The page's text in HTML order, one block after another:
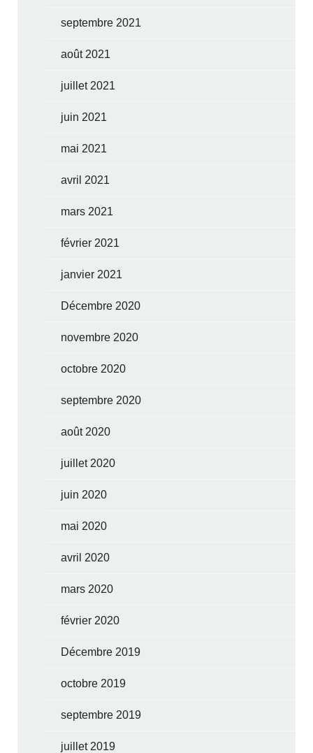
septembre 2021
août 2021
juillet 2021
juin 2021
mai 2021
avril 2021
mars 2021
février 2021
janvier 2021
Décembre 2020
novembre 2020
octobre 2020
septembre 2020
août 2020
juillet 2020
juin 2020
mai 2020
avril 2020
mars 2020
février 2020
Décembre 2019
octobre 2019
septembre 2019
juillet 2019